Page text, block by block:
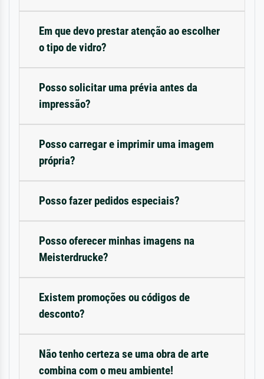
Em que devo prestar atenção ao escolher
o tipo de vidro?
Posso solicitar uma prévia antes da
impressão?
Posso carregar e imprimir uma imagem
própria?
Posso fazer pedidos especiais?
Posso oferecer minhas imagens na
Meisterdrucke?
Existem promoções ou códigos de
desconto?
Não tenho certeza se uma obra de arte
combina com o meu ambiente!